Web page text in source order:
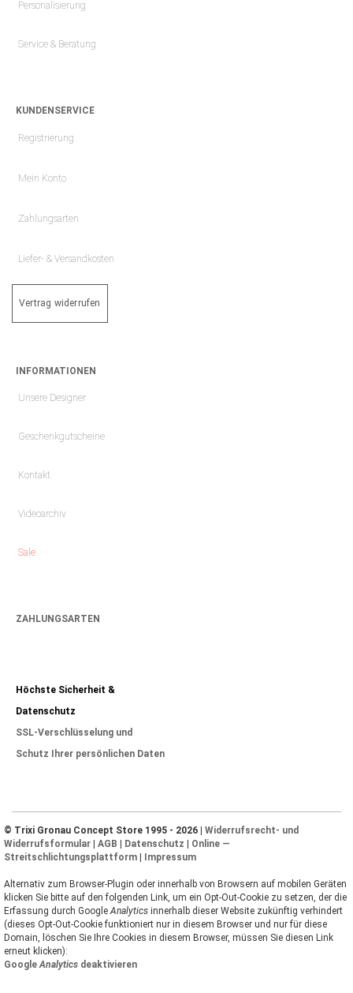
Personalisierung
Service & Beratung
KUNDENSERVICE
Registrierung
Mein Konto
Zahlungsarten
Liefer- & Versandkosten
Vertrag widerrufen
INFORMATIONEN
Unsere Designer
Geschenkgutscheine
Kontakt
Videoarchiv
Sale
ZAHLUNGSARTEN
Höchste Sicherheit &
Datenschutz
SSL-Verschlüsselung und
Schutz Ihrer persönlichen Daten
© Trixi Gronau Concept Store 1995 - 2026 | Widerrufsrecht- und
Widerrufsformular | AGB | Datenschutz | Online —
Streitschlichtungsplattform | Impressum
Alternativ zum Browser-Plugin oder innerhalb von Browsern auf mobilen Geräten
klicken Sie bitte auf den folgenden Link, um ein Opt-Out-Cookie zu setzen, der die
Erfassung durch Google Analytics innerhalb dieser Website zukünftig verhindert
(dieses Opt-Out-Cookie funktioniert nur in diesem Browser und nur für diese
Domain, löschen Sie Ihre Cookies in diesem Browser, müssen Sie diesen Link
erneut klicken):
Google Analytics deaktivieren